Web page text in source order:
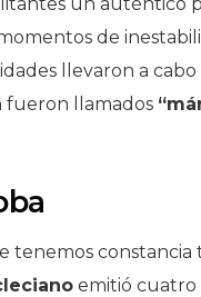
de
llevaron a cabo
fueron llamados
tenemos
emitió cuatro